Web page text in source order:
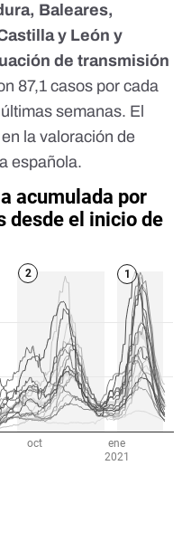
Baleares,
y León y
de transmisión
87,1 casos por cada
semanas. El
la valoración de
española.